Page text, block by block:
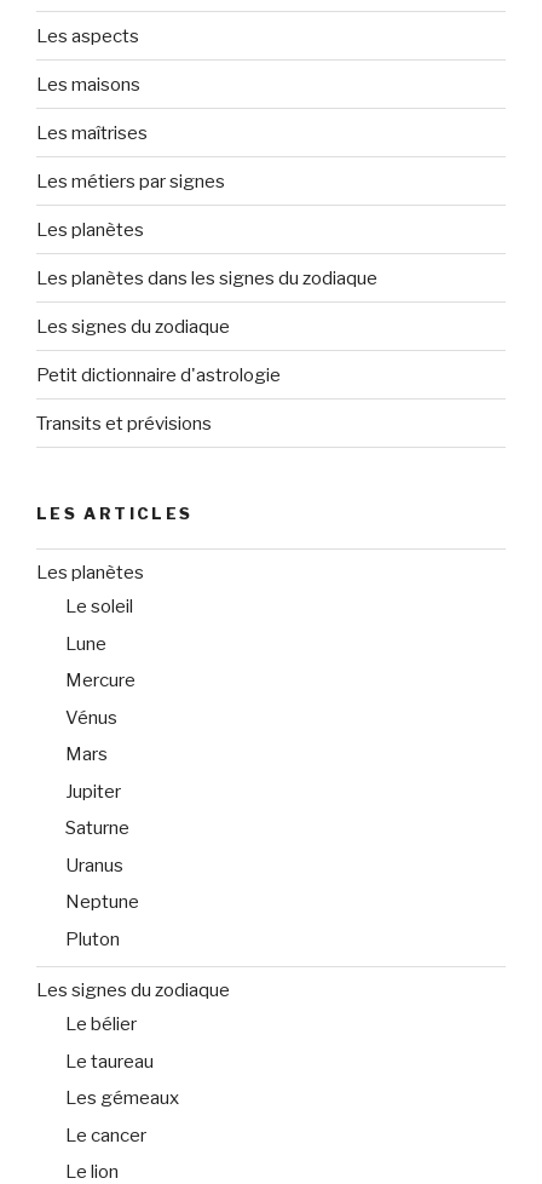
Les aspects
Les maisons
Les maîtrises
Les métiers par signes
Les planètes
Les planètes dans les signes du zodiaque
Les signes du zodiaque
Petit dictionnaire d'astrologie
Transits et prévisions
LES ARTICLES
Les planètes
Le soleil
Lune
Mercure
Vénus
Mars
Jupiter
Saturne
Uranus
Neptune
Pluton
Les signes du zodiaque
Le bélier
Le taureau
Les gémeaux
Le cancer
Le lion